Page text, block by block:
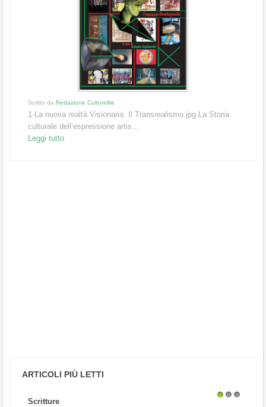
Scritto da Redazione Culturelite
1-La nuova realtà Visionaria. Il Transrealismo.jpg La Storia
culturale dell’espressione artis...
Leggi tutto
ARTICOLI PIÙ LETTI
Scritture